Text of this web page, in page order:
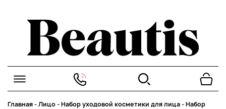
Главная-Лицо-Набор уходовой косметики для лица-Набор